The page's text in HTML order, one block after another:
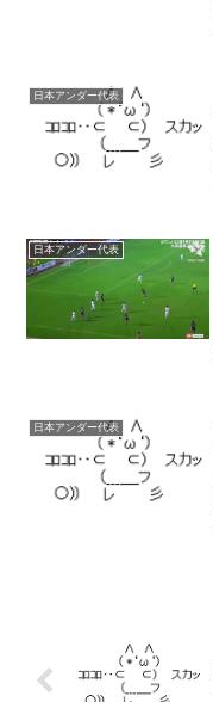
日本アンダー代表
日本アンダー代表
日本アンダー代表